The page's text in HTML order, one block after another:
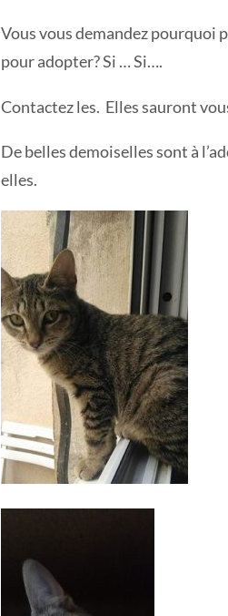
Vous vous demandez pourquoi
pour adopter? Si … Si….
Contactez les. Elles sauront
De belles demoiselles sont à
elles.